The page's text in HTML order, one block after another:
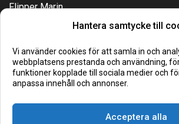
Hantera samtycke till
Vi använder cookies för att samla in och
webbplatsens prestanda och användning,
funktioner kopplade till sociala medier och
anpassa innehåll och annonser.
Acceptera alla
Flipper Marin
08-544 44 240
Hitta hit